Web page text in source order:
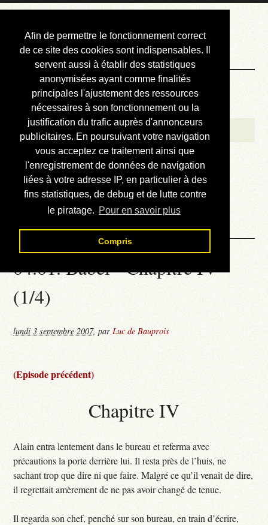
Afin de permettre le fonctionnement correct
de ce site des cookies sont indispensables. Il
servent aussi à établir des statistiques
anonymisées ayant comme finalités
principales l'ajustement des ressources
nécessaires à son fonctionnement ou la
justification du trafic auprès d'annonceurs
publicitaires. En poursuivant votre navigation
vous acceptez ce traitement ainsi que
l'enregistrement de données de navigation
liées à votre adresse IP, en particulier à des
fins statistiques, de debug et de lutte contre
le piratage. Pour en savoir plus
Compris
Courbis, « LE »
Blog Officiel
Bienvenue
Réalisations
Divers (et d’été)
Annonces
Liens externes
Téléchargement
Contact
04.01. Babel - Chapitre IV
(1/4)
lundi 3 septembre 2007,parLuc de Bauprois
(Episode précédent)
Chapitre IV
Alain entra lentement dans le bureau et referma avec
précautions la porte derrière lui. Il resta près de l’huis, ne
sachant trop que dire ni que faire. Malgré ce qu’il venait de dire,
il regrettait amèrement de ne pas avoir changé de tenue.
Il regarda son chef, penché sur son bureau, en train d’écrire,